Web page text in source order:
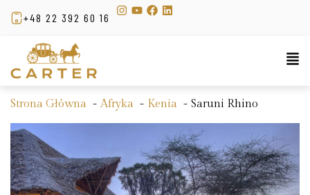
+48 22 392 60 16
Strona Główna Afryka Kenia Saruni Rhino